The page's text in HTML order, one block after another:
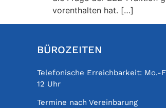
vorenthalten hat. […]
BÜROZEITEN
Telefonische Erreichbarkeit: Mo.-
12 Uhr
Termine nach Vereinbarung